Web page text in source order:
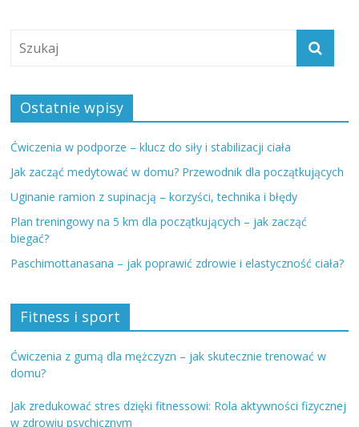
Ostatnie wpisy
Ćwiczenia w podporze – klucz do siły i stabilizacji ciała
Jak zacząć medytować w domu? Przewodnik dla początkujących
Uginanie ramion z supinacją – korzyści, technika i błędy
Plan treningowy na 5 km dla początkujących – jak zacząć
biegać?
Paschimottanasana – jak poprawić zdrowie i elastyczność ciała?
Fitness i sport
Ćwiczenia z gumą dla mężczyzn – jak skutecznie trenować w
domu?
Jak zredukować stres dzięki fitnessowi: Rola aktywności fizycznej
w zdrowiu psychicznym